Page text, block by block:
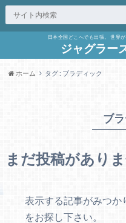
日本全国どこへでも出張。 世界
ジャグラー
ホーム タグ : ブラディック
ブ
まだ投稿がありま
表示する記事がみつ
をお探し下さい。